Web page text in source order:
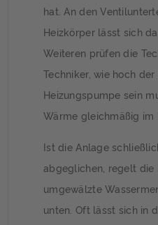
hat. An den
Heizkörper lässt sich
Weiteren prüfen die
Techniker, wie hoch
Heizungspumpe sein
Wärme gleichmäßig im
Ist die Anlage
abgeglichen, regelt die
umgewälzte
unten. Oft lässt sich in